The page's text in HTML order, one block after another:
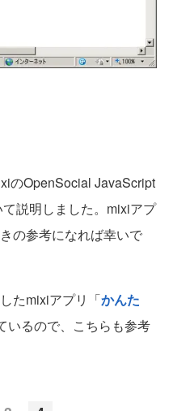
のOpenSocial JavaScript
説明しました。mixiアプ
の参考になれば幸いで
たmixiアプリ「かんた
いるので、こちらも参考